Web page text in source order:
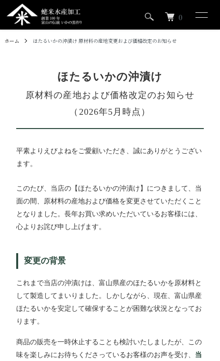
0
ホーム ほたるいかの沖漬け 原材料の産地変更および価格改定のお知らせ
ほたるいかの沖漬け
原材料の産地および価格改定のお知らせ
（2026年5月時点）
平素よりえびよねをご愛顧いただき、誠にありがとうござい
ます。
このたび、当店の【ほたるいかの沖漬け】につきまして、当
面の間、原材料の産地および価格を変更させていただくこと
となりました。長年お買い求めいただいているお客様には、
心よりお詫び申し上げます。
変更の背景
これまで当店の沖漬けは、富山県産のほたるいかを原材料と
して製造してまいりました。しかしながら、現在、富山県産
ほたるいかを安定して確保することが困難な状況となってお
ります。
商品の販売を一時休止することも検討いたしましたが、この
味を楽しみにお待ちくださっているお客様のお声を受け、 当